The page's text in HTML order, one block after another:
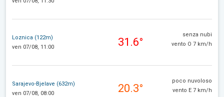
Loznica (122m)
ven 07/08, 11:00
31.6°
senza nubi
vento O 7 km/h
Sarajevo-Bjelave (632m)
ven 07/08, 08:00
20.3°
poco nuvoloso
vento E 7 km/h